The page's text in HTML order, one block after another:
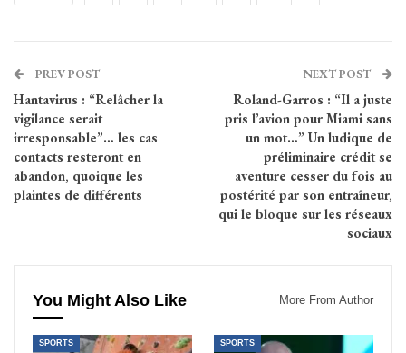
PREV POST
Hantavirus : “Relâcher la
vigilance serait
irresponsable”… les cas
contacts resteront en
abandon, quoique les
plaintes de différents
NEXT POST
Roland-Garros : “Il a juste
pris l’avion pour Miami sans
un mot…” Un ludique de
préliminaire crédit se
aventure cesser du fois au
postérité par son entraîneur,
qui le bloque sur les réseaux
sociaux
You Might Also Like More From Author
SPORTS SPORTS